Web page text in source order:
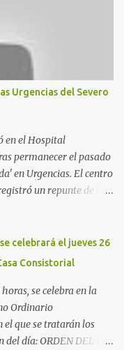
entre el estadio y Plaza
entre Leganés y
situado frente a
1, y junto al
Urgencias del Severo
en el Hospital
permanecer el pasado
en Urgencias. El centro
un repunte de las
culpa de un resfriado.
en el Hospital
Su hija, que
de la situación
de enfermos y
Navidad, además de
celebrará el jueves 26
Consistorial
se celebra en la
Ordinario
el que se tratarán los
día: ORDEN DEL DÍA